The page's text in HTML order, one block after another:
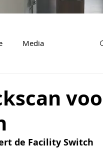
Media
de Facility Switch